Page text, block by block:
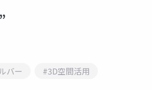
バー #3D空間活用